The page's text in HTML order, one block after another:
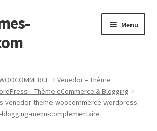
Menu
Venedor – Thème
– Thème eCommerce & Blogging
venedor-theme-woocommerce-wordpress-
menu-complementaire